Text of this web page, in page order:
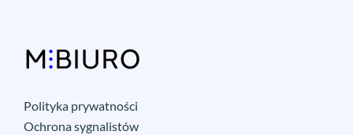
Polityka prywatności
Ochrona sygnalistów